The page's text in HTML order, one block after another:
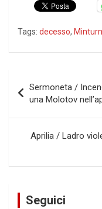
Tags: decesso,
articoli
Sermoneta /
una Molotov
Aprilia / Ladro
Seguici